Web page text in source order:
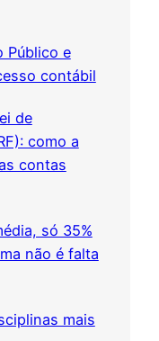
Público e
contábil
de
como a
contas
só 35%
não é falta
mais